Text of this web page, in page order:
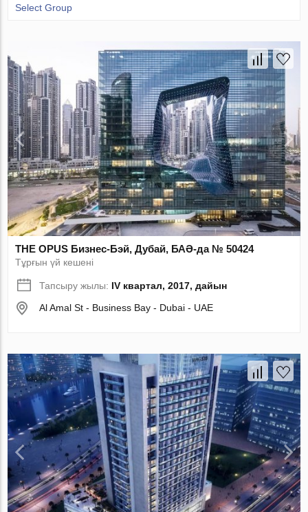
Select Group
THE OPUS Бизнес-Бэй, Дубай, БАӘ-да № 50424
Тұрғын үй кешені
Тапсыру жылы: IV квартал, 2017, дайын
Al Amal St - Business Bay - Dubai - UAE